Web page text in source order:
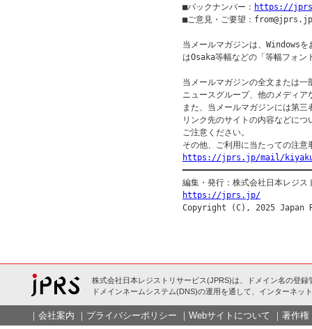
■バックナンバー： https://
■ご意見・ご要望：from@jprs.jp
当メールマガジンは、Windowsを
はOsaka等幅などの「等幅フォン
当メールマガジンの全文または一
ニュースグループ、他のメディ
また、当メールマガジンには第
リンク先のサイトの内容などに
ご注意ください。
https://jprs.jp/mail/
https://jprs.jp/
株式会社日本レジストリサービス(JPRS)は、ドメイン名の登録
ドメインネームシステム(DNS)の運用を通して、インターネッ
｜ 会社案内 ｜ プライバシーポリシー ｜ Webサイトについて ｜ 著作権